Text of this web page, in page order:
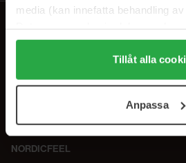
media (kan innefatta behandling av
Genom att trycka på "Tillåt alla
alla cookies, medan du under
användningen av cookies. Du kan
samt vår Integritetspolicy.
Tillåt alla
Anpassa
NORDICFEEL